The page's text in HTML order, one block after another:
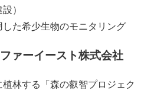
）
た希少生物のモニタリング
ァーイースト株式会社
林する「森の叡智プロジェク